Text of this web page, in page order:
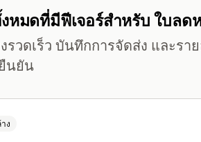
หมดที่มีฟีเจอร์สำหรับ ใบลด
รวดเร็ว บันทึกการจัดส่ง และรา
นยัน
ง